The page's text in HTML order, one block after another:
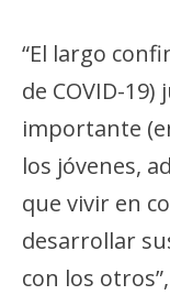
“El largo
de COVID-
importante
los jóvenes,
que vivir en
desarrollar
con los